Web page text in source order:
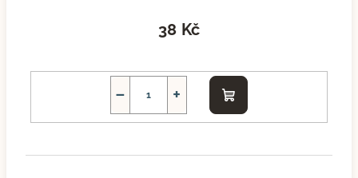
38 Kč
+
−
Do
košíku